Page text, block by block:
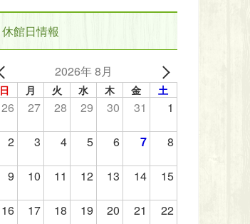
休館日情報
2026年 8月
日 月 火 水 木 金 土
26 27 28 29 30 31 1
2 3 4 5 6 7 8
9 10 11 12 13 14 15
16 17 18 19 20 21 22